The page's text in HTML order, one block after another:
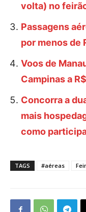
volta) no
Passagens
por menos de
Voos de
Campinas a
Concorra a
mais
como
TAGS #aéreas